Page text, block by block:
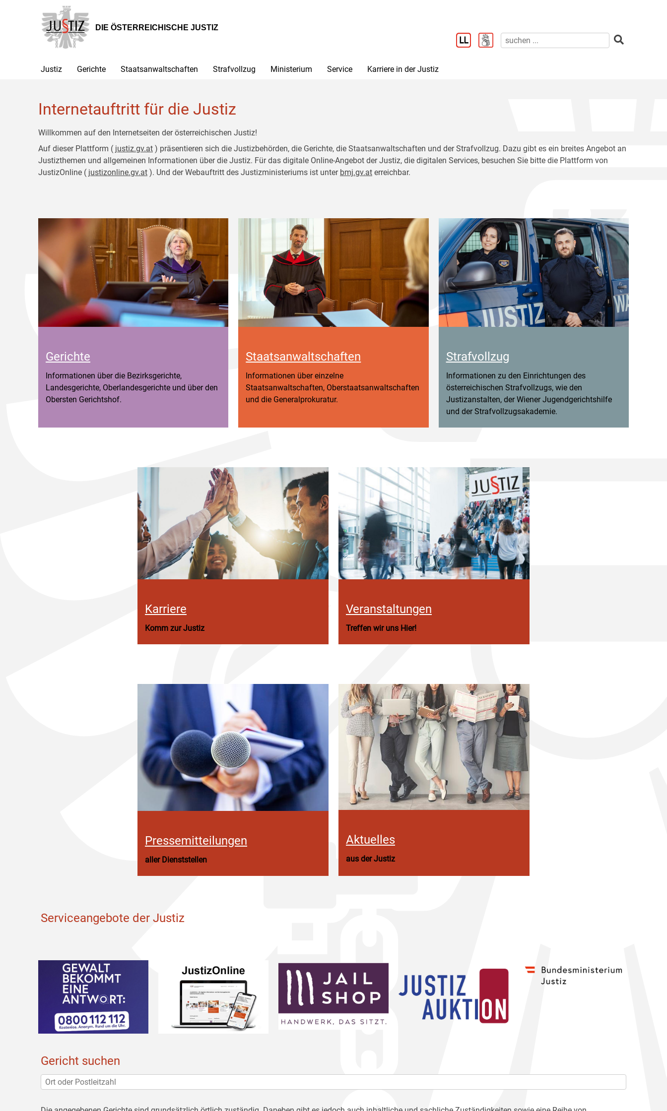
Hauptnavigation
[1]
Inhalt
[2]
DIE ÖSTERREICHISCHE JUSTIZ
Justiz Gerichte Staatsanwaltschaften Strafvollzug Ministerium Service Karriere in der Justiz
Internetauftritt für die Justiz
Willkommen auf den Internetseiten der österreichischen Justiz!
Auf dieser Plattform ( justiz.gv.at ) präsentieren sich die Justizbehörden, die Gerichte, die Staatsanwaltschaften und der Strafvollzug. Dazu gibt es ein breites Angebot an
Justizthemen und allgemeinen Informationen über die Justiz. Für das digitale Online-Angebot der Justiz, die digitalen Services, besuchen Sie bitte die Plattform von
JustizOnline ( justizonline.gv.at ). Und der Webauftritt des Justizministeriums ist unter bmj.gv.at erreichbar.
Gerichte
Informationen über die Bezirksgerichte,
Landesgerichte, Oberlandesgerichte und über den
Obersten Gerichtshof.
Staatsanwaltschaften
Informationen über einzelne
Staatsanwaltschaften, Oberstaatsanwaltschaften
und die Generalprokuratur.
Strafvollzug
Informationen zu den Einrichtungen des
österreichischen Strafvollzugs, wie den
Justizanstalten, der Wiener Jugendgerichtshilfe
und der Strafvollzugsakademie.
Karriere
Komm zur Justiz
Veranstaltungen
Treffen wir uns Hier!
Pressemitteilungen
aller Dienststellen
Aktuelles
aus der Justiz
Serviceangebote der Justiz
Gericht suchen